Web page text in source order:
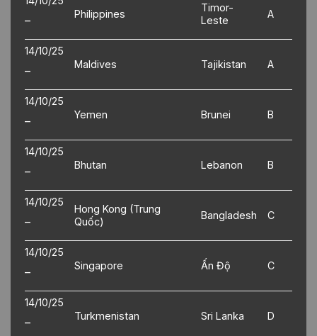
– Philippines
Timor-
Leste
A
14/10/25
– Maldives Tajikistan A
14/10/25
– Yemen Brunei B
14/10/25
– Bhutan Lebanon B
14/10/25
–
Hong Kong (Trung
Quốc)
Bangladesh C
14/10/25
– Singapore Ấn Độ C
14/10/25
– Turkmenistan Sri Lanka D